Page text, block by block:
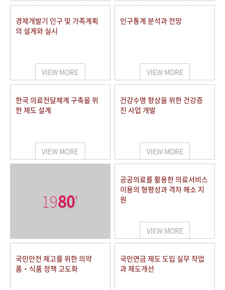
경제개발기 인구 및 가족계획
의 설계와 실시
VIEW MORE
인구통계 분석과 전망
VIEW MORE
한국 의료전달체계 구축을 위
한 제도 설계
VIEW MORE
건강수명 향상을 위한 건강증
진 사업 개발
VIEW MORE
1980'
공공의료를 활용한 의료서비스
이용의 형평성과 격차 해소 지
원
VIEW MORE
국민안전 제고를 위한 의약
품‧식품 정책 고도화
국민연금 제도 도입 실무 작업
과 제도개선